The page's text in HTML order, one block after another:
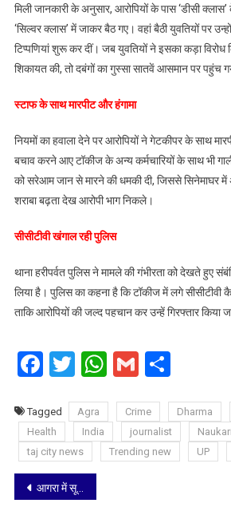
मिली जानकारी के अनुसार, आरोपियों के पास ‘डीसी
‘सिल्वर क्लास’ में जाकर बैठ गए। वहां बैठी युवतियों पर
टिप्पणियां शुरू कर दीं। जब युवतियों ने इसका कड़ा
शिकायत की, तो दबंगों का गुस्सा सातवें आसमान पर पहुंच
स्टाफ के साथ मारपीट और हंगामा
नियमों का हवाला देने पर आरोपियों ने गेटकीपर के साथ
बचाव करने आए टॉकीज के अन्य कर्मचारियों के साथ भी
को सरेआम जान से मारने की धमकी दी, जिससे सिनेमाघर
शराबा बढ़ता देख आरोपी भाग निकले।
सीसीटीवी खंगाल रही पुलिस
थाना हरीपर्वत पुलिस ने मामले की गंभीरता को देखते हुए
लिया है। पुलिस का कहना है कि टॉकीज में लगे
ताकि आरोपियों की जल्द पहचान कर उन्हें गिरफ्तार किया
Facebook
TwitterWhatsApp
Gmail
Tagged Agra Crime Dharma
Health
India journalist Naukari
taj city news
Trending new UP
Post
आगरा में सूदखोरों का तांडव: 50 हजार के कर्ज पर मांगे 10 लाख, युवक को हॉकी-सरिया से अधमरा किया; वीडियो वायरल